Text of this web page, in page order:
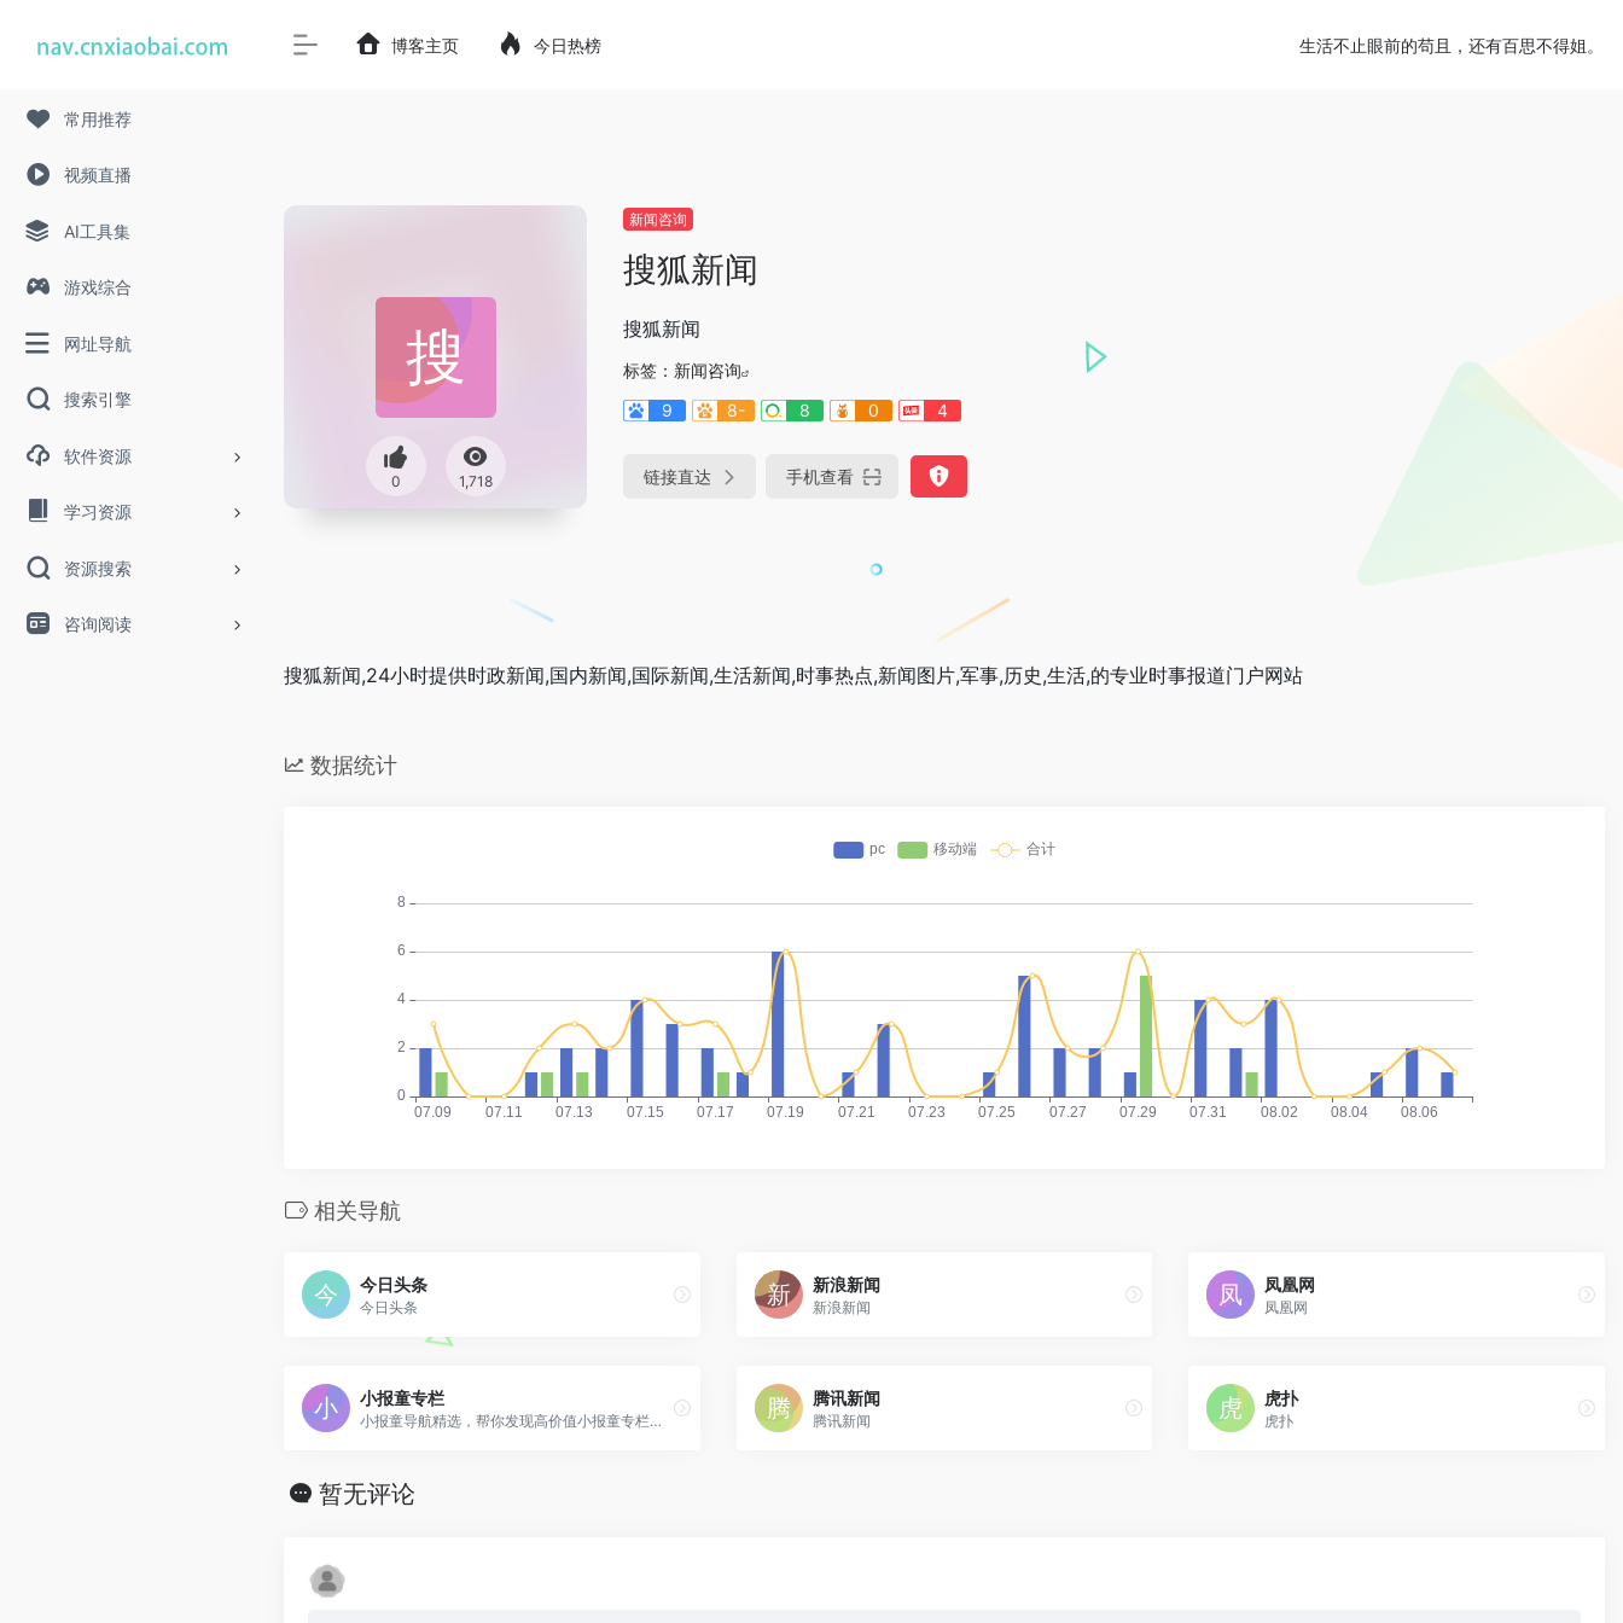
常用推荐
视频直播
AI工具集
游戏综合
网址导航
搜索引擎
软件资源
学习资源
资源搜索
咨询阅读
博客主页 今日热榜 生活不止眼前的苟且，还有百思不得姐。
0 1,718
新闻咨询
搜狐新闻
搜狐新闻
标签： 新闻咨询
9
8- 8 0 4
链接直达 手机查看
搜狐新闻,24小时提供时政新闻,国内新闻,国际新闻,生活新闻,时事热点,新闻图片,军事,历史,生活,的专业时事报道门户网站
数据统计
相关导航
今日头条
今日头条
新浪新闻
新浪新闻
凤凰网
凤凰网
小报童专栏
小报童导航精选，帮你发现高价值小报童专栏：包括 AI、搞钱、个人 IP、成长、小红书、公众号、抖音、独立开发、出海、产品、育儿职场等各类专栏。
腾讯新闻
腾讯新闻
虎扑
虎扑
暂无评论